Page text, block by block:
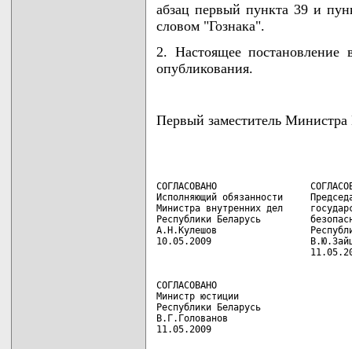
абзац первый пункта 39 и
словом "Гознака".
2. Настоящее постановление
опубликования.
Первый заместитель
СОГЛАСОВАНО
Исполняющий обязанности
Министра внутренних дел
Республики Беларусь
А.Н.Кулешов
10.05.2009
СОГЛАСОВАНО
Министр юстиции
Республики Беларусь
В.Г.Голованов
11.05.2009